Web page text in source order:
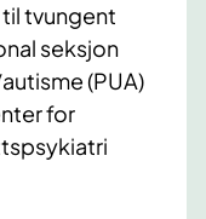
tvungent
seksjon
(PUA)
for